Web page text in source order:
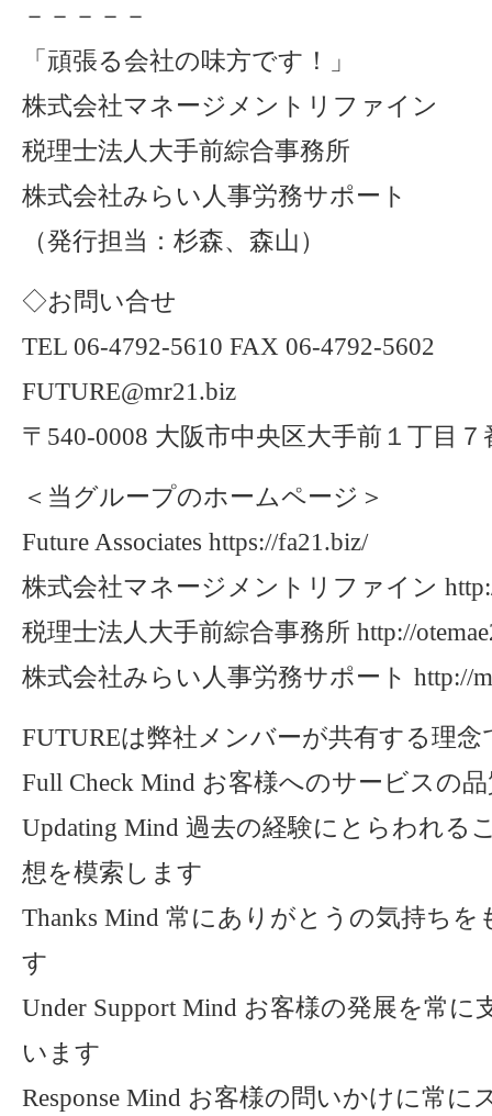
－－－－－
「頑張る会社の味方です！」
株式会社マネージメントリファイン
税理士法人大手前綜合事務所
株式会社みらい人事労務サポート
（発行担当：杉森、森山）
◇お問い合せ
TEL 06-4792-5610 FAX 06-4792-5602
FUTURE@mr21.biz
〒540-0008 大阪市中央区大手前１丁目
＜当グループのホームページ＞
Future Associates https://fa21.biz/
株式会社マネージメントリファイン
税理士法人大手前綜合事務所 http://
株式会社みらい人事労務サポート http://
FUTUREは弊社メンバーが共有する理念
Full Check Mind お客様へのサービスの
Updating Mind 過去の経験にとらわれる
想を模索します
Thanks Mind 常にありがとうの気持ち
す
Under Support Mind お客様の発展を常
います
Response Mind お客様の問いかけに常